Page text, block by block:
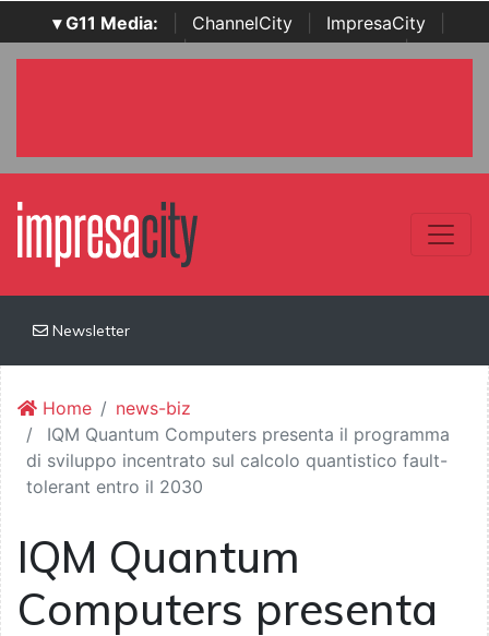
▾ G11 Media: ChannelCity ImpresaCity
SecurityOpenLab | Italian Channel Awards | Italian
Newsletter
Home
news-biz
IQM Quantum Computers presenta il programma
di sviluppo incentrato sul calcolo quantistico fault-
tolerant entro il 2030
IQM Quantum
Computers presenta